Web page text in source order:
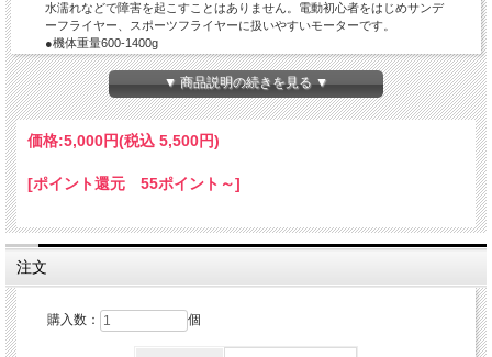
水濡れなどで障害を起こすことはありません。電動初心者をはじめサンデ
ーフライヤー、スポーツフライヤーに扱いやすいモーターです。
●機体重量600-1400g
▼ 商品説明の続きを見る ▼
価格:5,000円(税込 5,500円)
[ポイント還元 55ポイント～]
注文
購入数： 個